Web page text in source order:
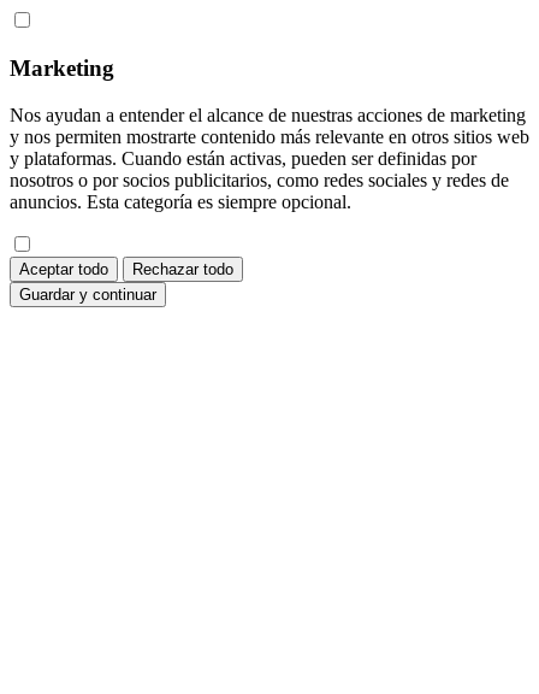
Marketing
Nos ayudan a entender el alcance de nuestras acciones de marketing
y nos permiten mostrarte contenido más relevante en otros sitios web
y plataformas. Cuando están activas, pueden ser definidas por
nosotros o por socios publicitarios, como redes sociales y redes de
anuncios. Esta categoría es siempre opcional.
Aceptar todo
Rechazar todo
Guardar y continuar